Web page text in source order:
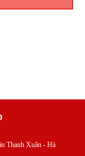
Thanh Xuân - Hà